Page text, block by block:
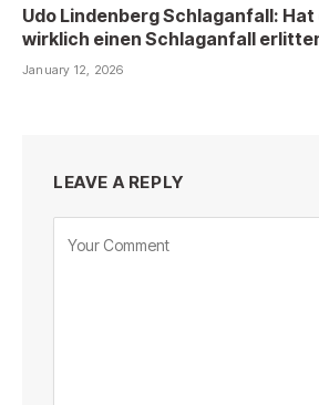
Udo Lindenberg Schlaganfall:
wirklich einen Schlaganfall
January 12, 2026
LEAVE A REPLY